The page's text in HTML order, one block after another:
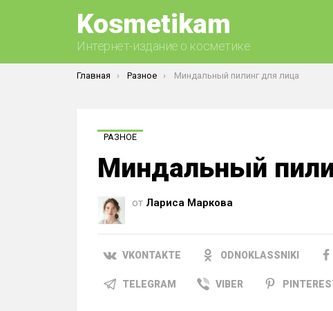
Kosmetikam
Интернет-издание о косметике
Вы здесь:
Главная Разное Миндальный пилинг для лица
РАЗНОЕ
Миндальный
от Лариса Маркова
VKONTAKTE ODNOKLASSNIKI
TELEGRAM VIBER